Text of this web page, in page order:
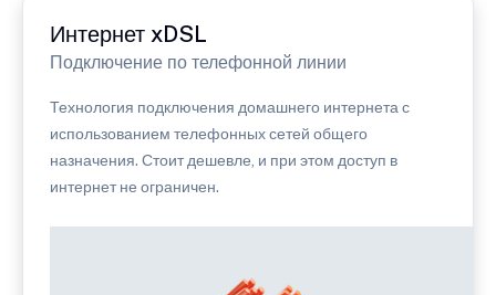
Интернет xDSL
Подключение по телефонной линии
Технология подключения домашнего интернета с
использованием телефонных сетей общего
назначения. Стоит дешевле, и при этом доступ в
интернет не ограничен.